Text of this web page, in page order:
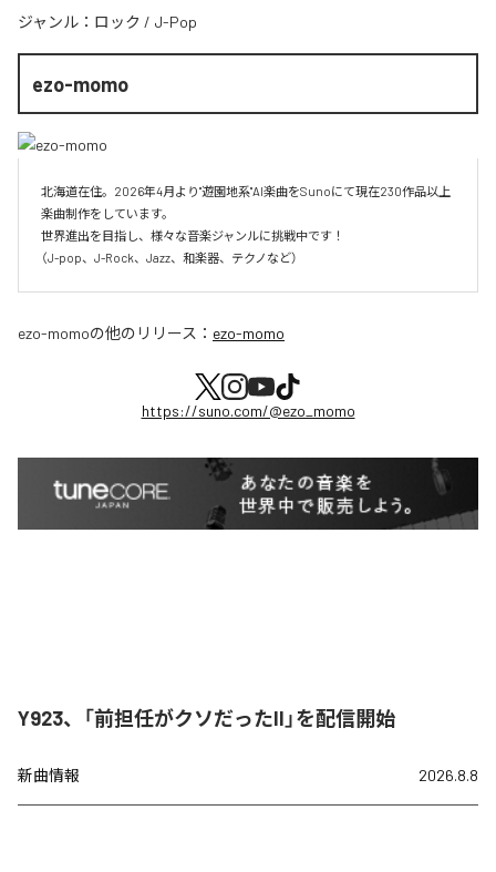
ジャンル： ロック / J-Pop
ezo-momo
北海道在住。2026年4月より"遊園地系"AI楽曲をSunoにて現在230作品以上
楽曲制作をしています。
世界進出を目指し、様々な音楽ジャンルに挑戦中です！
（J-pop、J-Rock、Jazz、和楽器、テクノなど）
ezo-momoの他のリリース： ezo-momo
https://suno.com/@ezo_momo
Y923、「前担任がクソだったII」を配信開始
新曲情報 2026.8.8